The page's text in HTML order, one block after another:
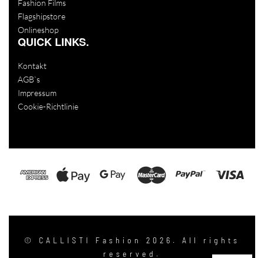
Fashion Films
Flagshipstore
Onlineshop
QUICK LINKS.
Kontakt
AGB`s
Impressum
Cookie-Richtlinie
© CALLISTI Fashion 2026. All rights
reserved.